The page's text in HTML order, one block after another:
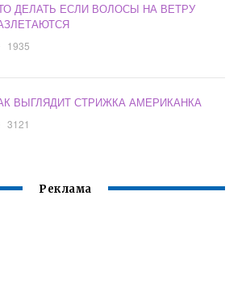
ДЕЛАТЬ ЕСЛИ ВОЛОСЫ НА ВЕТРУ
1935
ВЫГЛЯДИТ СТРИЖКА АМЕРИКАНКА
3121
Реклама